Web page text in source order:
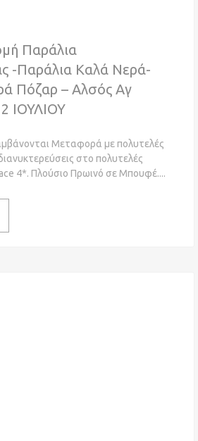
Παράλια
-Παράλια Καλά Νερά-
Πόζαρ – Αλσός Αγ
ΙΟΥΛΙΟΥ
Μεταφορά με πολυτελές
στο πολυτελές
4*. Πλούσιο Πρωινό σε Μπουφέ.